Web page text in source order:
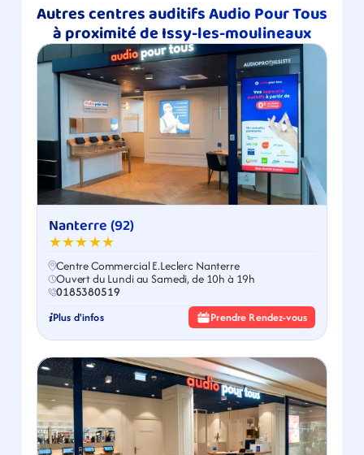
Autres centres auditifs Audio Pour Tous
à proximité de Issy-les-moulineaux
Nanterre (92)
★★★★★
Centre Commercial E.Leclerc Nanterre
Ouvert du Lundi au Samedi, de 10h à 19h
0185380519
Plus d'infos Prendre Rendez-vous